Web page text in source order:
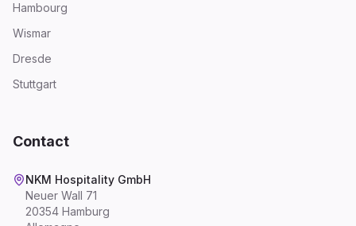
Hambourg
Wismar
Dresde
Stuttgart
Contact
NKM Hospitality GmbH
Neuer Wall 71
20354 Hamburg